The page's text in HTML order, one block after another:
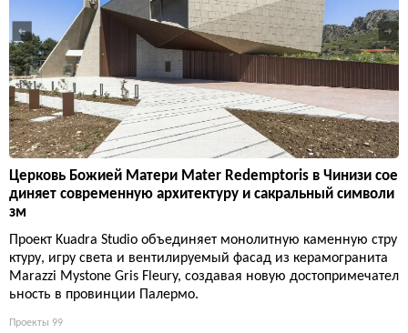
Церковь Божией Матери Mater Redemptoris в Чинизи сое
диняет современную архитектуру и сакральный символи
зм
Проект Kuadra Studio объединяет монолитную каменную стру
ктуру, игру света и вентилируемый фасад из керамогранита
Marazzi Mystone Gris Fleury, создавая новую достопримечател
ьность в провинции Палермо.
Проекты 99